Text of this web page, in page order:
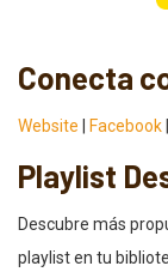
Conecta
Website Facebook
Playlist
Descubre más
playlist en tu